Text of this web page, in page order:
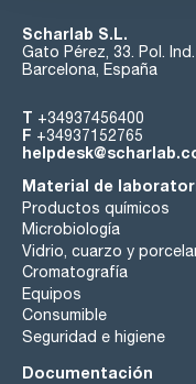
Scharlab S.L.
Gato Pérez, 33. Pol.
Barcelona, España
T +34937456400
F +34937152765
Material de
Productos químicos
Microbiología
Vidrio, cuarzo y
Cromatografía
Equipos
Consumible
Seguridad e higiene
Documentación